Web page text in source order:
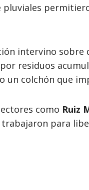
pluviales
intervino sobre
residuos
un colchón que
como Ruiz
para